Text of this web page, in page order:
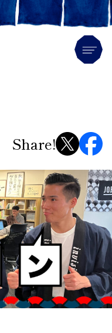
Share!